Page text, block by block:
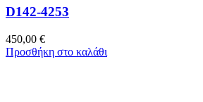
D142-4253
450,00 €
Προσθήκη στο καλάθι